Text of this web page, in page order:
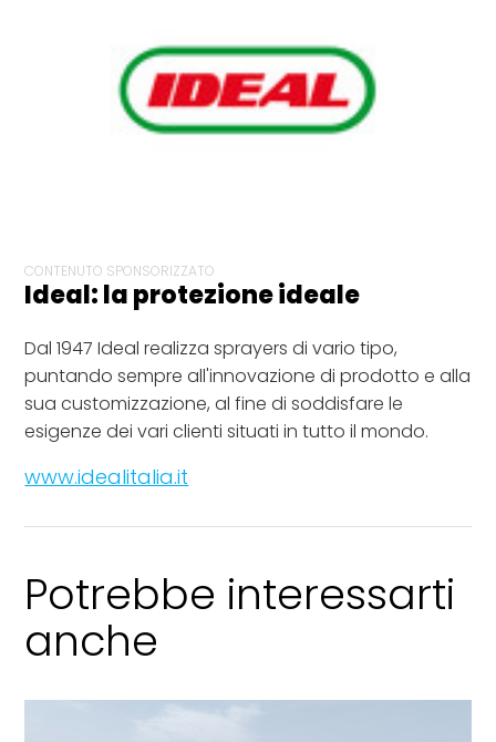
CONTENUTO SPONSORIZZATO
Ideal: la protezione ideale
Dal 1947 Ideal realizza sprayers di vario tipo,
puntando sempre all'innovazione di prodotto e alla
sua customizzazione, al fine di soddisfare le
esigenze dei vari clienti situati in tutto il mondo.
www.idealitalia.it
Potrebbe interessarti
anche